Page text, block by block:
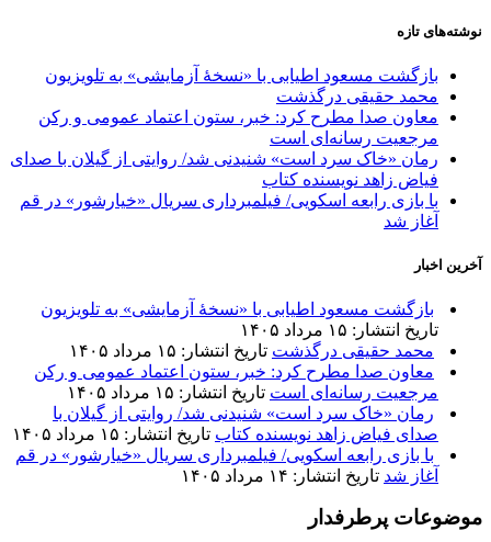
نوشته‌های تازه
بازگشت مسعود اطیابی با «نسخهٔ آزمایشی» به تلویزیون
محمد حقیقی درگذشت
معاون صدا مطرح کرد: خبر، ستون اعتماد عمومی و رکن
مرجعیت رسانه‌ای است
رمان «خاک سرد است» شنیدنی شد/ روایتی از گیلان با صدای
فیاض زاهد نویسنده کتاب
با بازی رابعه اسکویی/ فیلمبرداری سریال «خیارشور» در قم
آغاز شد
آخرین اخبار
بازگشت مسعود اطیابی با «نسخهٔ آزمایشی» به تلویزیون
تاریخ انتشار: ۱۵ مرداد ۱۴۰۵
محمد حقیقی درگذشت تاریخ انتشار: ۱۵ مرداد ۱۴۰۵
معاون صدا مطرح کرد: خبر، ستون اعتماد عمومی و رکن
مرجعیت رسانه‌ای است تاریخ انتشار: ۱۵ مرداد ۱۴۰۵
رمان «خاک سرد است» شنیدنی شد/ روایتی از گیلان با
صدای فیاض زاهد نویسنده کتاب تاریخ انتشار: ۱۵ مرداد ۱۴۰۵
با بازی رابعه اسکویی/ فیلمبرداری سریال «خیارشور» در قم
آغاز شد تاریخ انتشار: ۱۴ مرداد ۱۴۰۵
موضوعات پرطرفدار